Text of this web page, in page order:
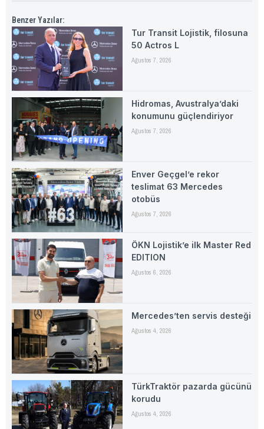
Benzer Yazılar:
Tur Transit Lojistik, filosuna
50 Actros L
Ağustos 7, 2026
Hidromas, Avustralya’daki
konumunu güçlendiriyor
Ağustos 7, 2026
Enver Geçgel’e rekor
teslimat 63 Mercedes
otobüs
Ağustos 7, 2026
ÖKN Lojistik’e ilk Master Red
EDITION
Ağustos 6, 2026
Mercedes’ten servis desteği
Ağustos 4, 2026
TürkTraktör pazarda gücünü
korudu
Ağustos 4, 2026